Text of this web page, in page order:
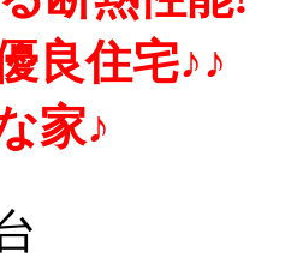
良住宅♪♪
家♪